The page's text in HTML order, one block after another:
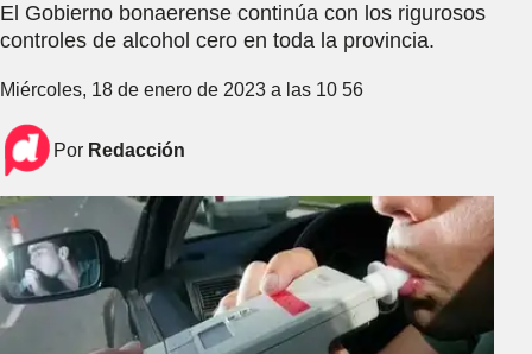
El Gobierno bonaerense continúa con los rigurosos
controles de alcohol cero en toda la provincia.
Miércoles, 18 de enero de 2023 a las 10 56
Por Redacción